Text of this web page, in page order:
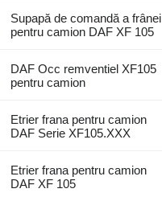
Supapă de comandă a frânei
pentru camion DAF XF 105
DAF Occ remventiel XF105
pentru camion
Etrier frana pentru camion
DAF Serie XF105.XXX
Etrier frana pentru camion
DAF XF 105